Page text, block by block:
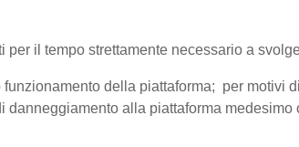
il tempo strettamente necessario a
della piattaforma; per motivi
alla piattaforma medesimo